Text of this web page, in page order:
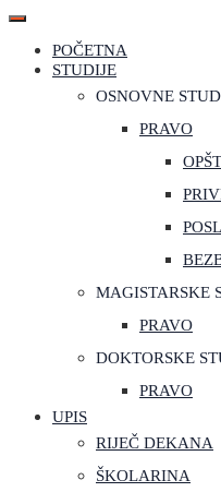
POČETNA
STUDIJE
OSNOVNE
PRAVO
MAGISTARSKE
PRAVO
DOKTORSKE
PRAVO
UPIS
RIJEČ DEKANA
ŠKOLARINA